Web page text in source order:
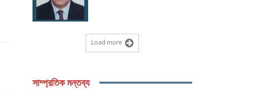
Load more
সাম্প্রতিক মন্তব্য